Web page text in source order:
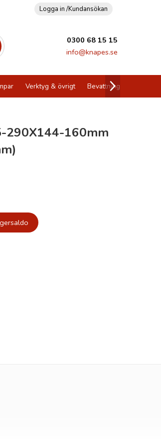
Logga in /Kundansökan
0300 68 15 15
info@knapes.se
Verktyg & övrigt Bevattning
290X144-160mm